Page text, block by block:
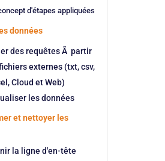
d'étapes appliquées
données
des requêtes Ã partir
externes (txt, csv,
Cloud et Web)
les données
et nettoyer les
la ligne d'en-tête